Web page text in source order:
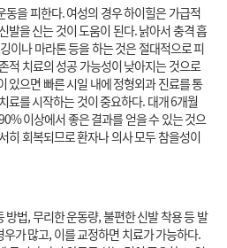
을 피한다. 여성의 경우 하이힐은 가급적
발을 신는 것이 도움이 된다. 낡아서 충격 흡
이나 마라톤 등을 하는 것은 절대적으로 피
적 치료의 성공 가능성이 낮아지는 것으로
있으면 빠른 시일 내에 정형외과 진료를 통
료를 시작하는 것이 중요하다. 대개 6개월
이상에서 좋은 결과를 얻을 수 있는 것으
히 회복되므로 환자나 의사 모두 참을성이
법, 무리한 운동량, 불편한 신발 착용 등 발
가 많고, 이를 교정하면 치료가 가능하다.